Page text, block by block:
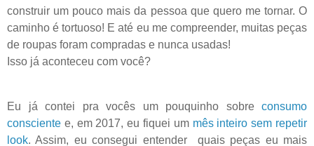
construir um pouco mais da pessoa que quero me tornar. O
caminho é tortuoso! E até eu me compreender, muitas peças
de roupas foram compradas e nunca usadas!
Isso já aconteceu com você?
Eu já contei pra vocês um pouquinho sobre consumo
consciente e, em 2017, eu fiquei um mês inteiro sem repetir
look. Assim, eu consegui entender quais peças eu mais